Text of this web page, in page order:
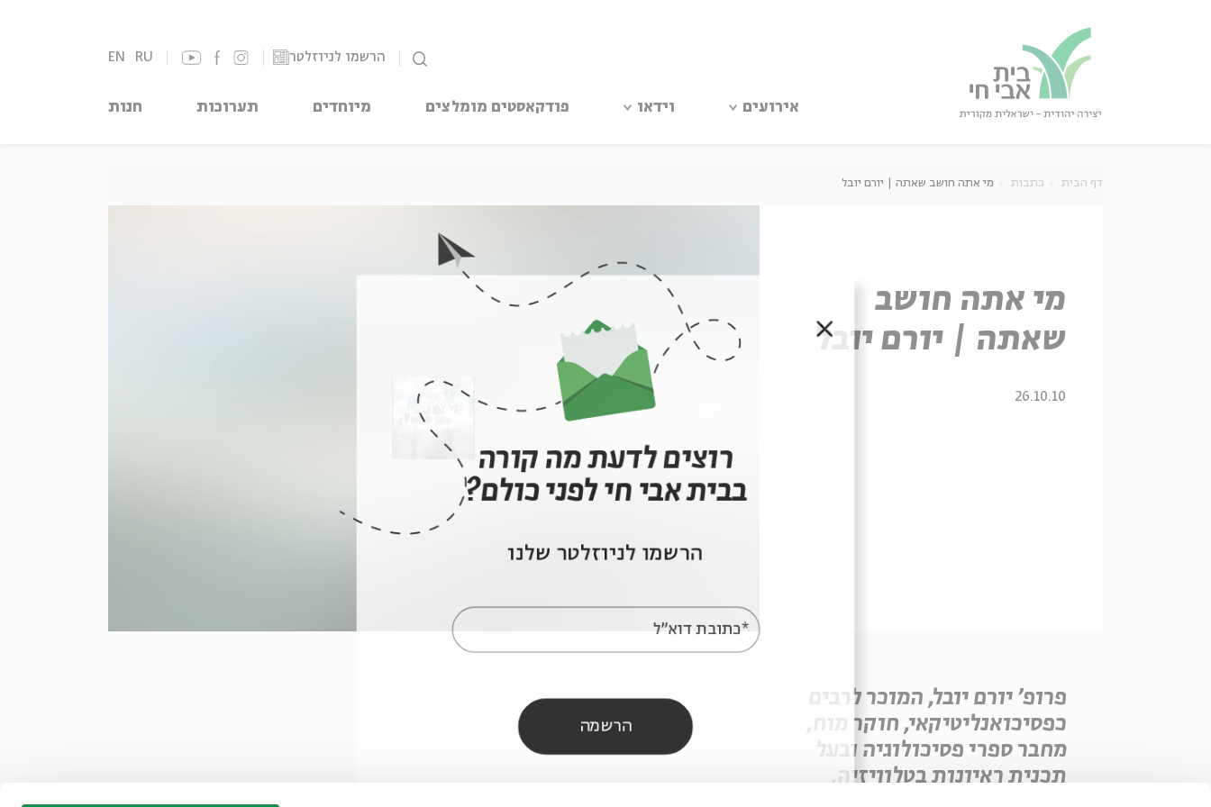
הרשמו לניוזלטר EN RU
אירועים וידאו פודקאסטים מומלצים מיוחדים תערוכות חנות
דף הבית כתבות מי אתה חושב שאתה | יורם יובל
מי אתה חושב
שאתה | יורם יובל
26.10.10
פרופ' יורם יובל, המוכר לרבים
כפסיכואנליטיקאי, חוקר מוח,
מחבר ספרי פסיכולוגיה ובעל
תכנית ראיונות בטלוויזיה,
סגור
רוצים לדעת מה קורה
בבית אבי חי לפני כולם?
הרשמו לניוזלטר שלנו
*כתובת דוא"ל
הרשמה